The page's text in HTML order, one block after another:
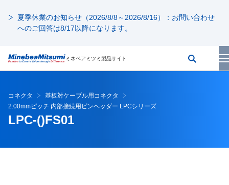
夏季休業のお知らせ（2026/8/8～2026/8/16）：お問い合わせ
へのご回答は8/17以降になります。
ミネベアミツミ製品サイト
コネクタ
基板対ケーブル用コネクタ
2.00mmピッチ 内部接続用ピンヘッダー LPCシリーズ
LPC-()FS01